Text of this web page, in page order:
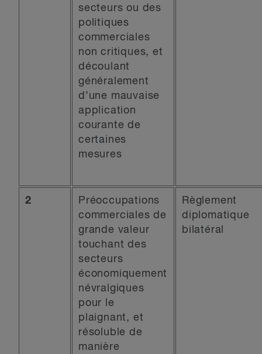
secteurs ou des
politiques
commerciales
non critiques, et
découlant
généralement
d’une mauvaise
application
courante de
certaines
mesures
2
Préoccupations
commerciales de
grande valeur
touchant des
secteurs
économiquement
névralgiques
pour le
plaignant, et
résoluble de
manière
Règlement
diplomatique
bilatéral